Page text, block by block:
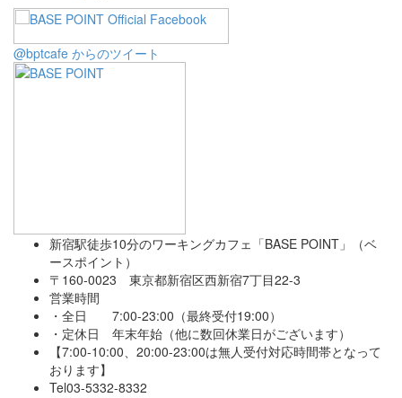
@bptcafe からのツイート
新宿駅徒歩10分のワーキングカフェ「BASE POINT」（ベ
ースポイント）
〒160-0023 東京都新宿区西新宿7丁目22-3
営業時間
・全日 7:00-23:00（最終受付19:00）
・定休日 年末年始（他に数回休業日がございます）
【7:00-10:00、20:00-23:00は無人受付対応時間帯となって
おります】
Tel03-5332-8332